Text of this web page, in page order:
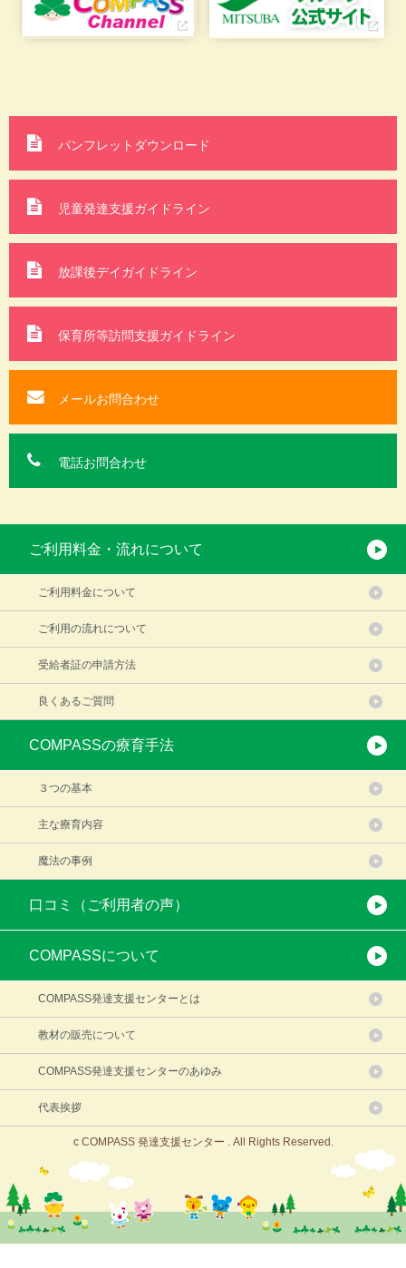
ご利用料金・流れについて
ご利用料金について
ご利用の流れについて
受給者証の申請方法
良くあるご質問
COMPASSの療育手法
３つの基本
主な療育内容
魔法の事例
口コミ（ご利用者の声）
COMPASSについて
COMPASS発達支援センターとは
教材の販売について
COMPASS発達支援センターのあゆみ
代表挨拶
パンフレットダウンロード
児童発達支援ガイドライン
放課後デイガイドライン
保育所等訪問支援ガイドライン
メールお問合わせ
電話お問合わせ
c COMPASS 発達支援センター . All Rights Reserved.